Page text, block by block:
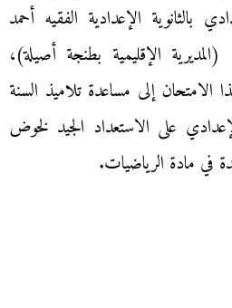
بالثانوية الإعدادية الفقيه أحمد
بنتاويت دورة يناير 2017 (المديرية الإقليمية بطنجة أصيلة)،
إلى مساعدة تلاميذ السنة
على الاستعداد الجيد لخوض
في مادة الرياضيات.